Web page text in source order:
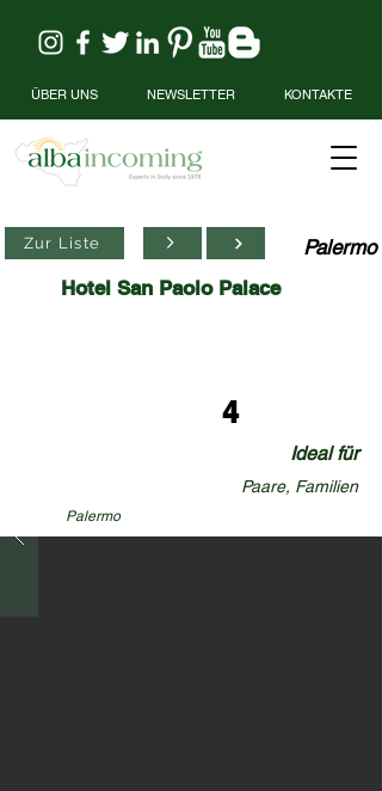
ÜBER UNS NEWSLETTER KONTAKTE
Zur Liste
Palermo
Hotel San Paolo Palace
4
Ideal für
Paare, Familien
Palermo